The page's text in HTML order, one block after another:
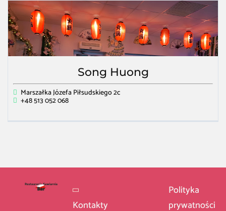
Song Huong
Marszałka Józefa Piłsudskiego 2c
+48 513 052 068
Kontakty
Polityka
prywatności